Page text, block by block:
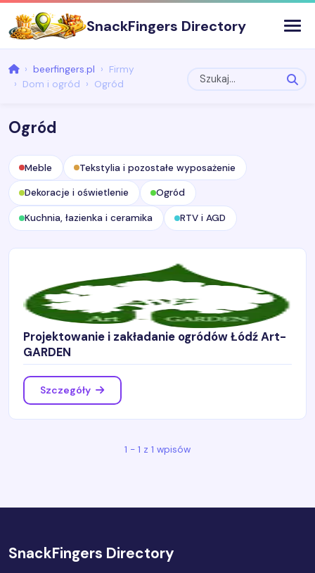
SnackFingers Directory
beerfingers.pl
Firmy
Dom i ogród
Ogród
Ogród
Meble Tekstylia i pozostałe wyposażenie
Dekoracje i oświetlenie Ogród
Kuchnia, łazienka i ceramika RTV i AGD
Projektowanie i zakładanie ogródów Łódź Art-
GARDEN
Szczegóły
1 - 1 z 1 wpisów
SnackFingers Directory